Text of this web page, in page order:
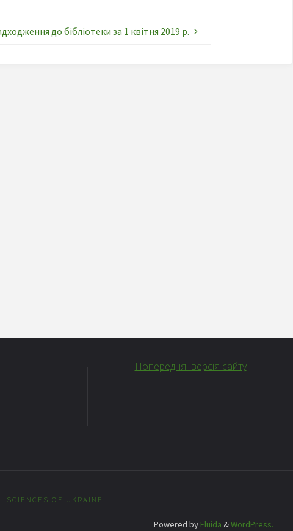
до бібліотеки за 1 квітня 2019 р.
Попередня версія сайту
SCIENCES OF UKRAINE
Powered by Fluida &WordPress.